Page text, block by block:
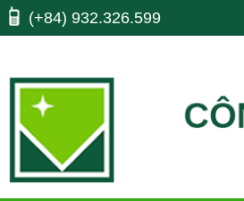
Máy công cụ, may cong cu, CNC, máy
bending, lò xo, nhiet luyen, quenching,
(+84) 932.326.599